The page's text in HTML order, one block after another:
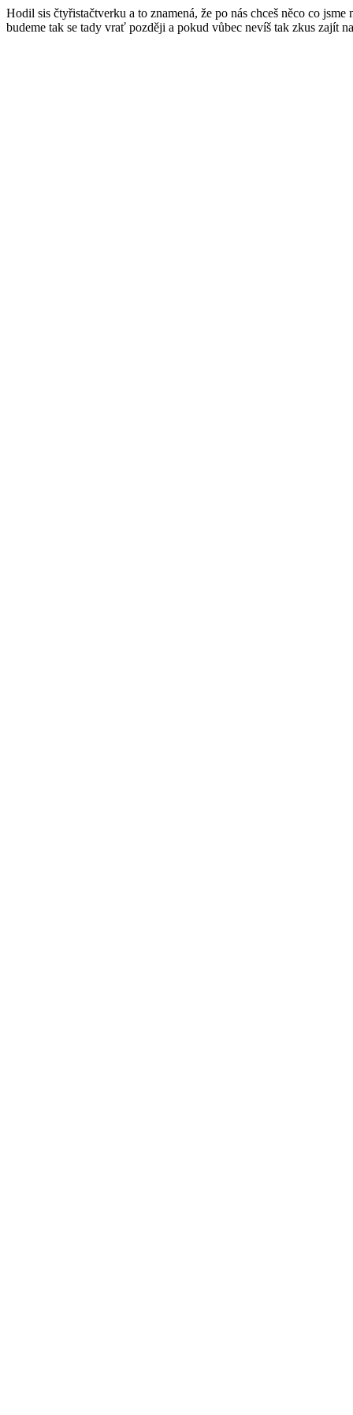
Hodil sis čtyřistačtverku a to znamená, že po nás chceš něco co
budeme tak se tady vrať později a pokud vůbec nevíš tak zkus zajít